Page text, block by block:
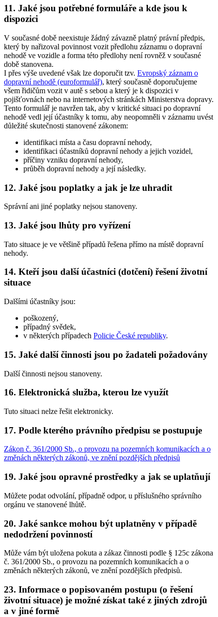
11. Jaké jsou potřebné formuláře a kde jsou k
dispozici
V současné době neexistuje žádný závazně platný právní předpis,
který by nařizoval povinnost vozit předlohu záznamu o dopravní
nehodě ve vozidle a forma této předlohy není rovněž v současné
době stanovena.
I přes výše uvedené však lze doporučit tzv. Evropský záznam o
dopravní nehodě (euroformulář), který současně doporučujeme
všem řidičům vozit v autě s sebou a který je k dispozici v
pojišťovnách nebo na internetových stránkách Ministerstva dopravy.
Tento formulář je navržen tak, aby v kritické situaci po dopravní
nehodě vedl její účastníky k tomu, aby neopomněli v záznamu uvést
důležité skutečnosti stanovené zákonem:
identifikaci místa a času dopravní nehody,
identifikaci účastníků dopravní nehody a jejich vozidel,
příčiny vzniku dopravní nehody,
průběh dopravní nehody a její následky.
12. Jaké jsou poplatky a jak je lze uhradit
Správní ani jiné poplatky nejsou stanoveny.
13. Jaké jsou lhůty pro vyřízení
Tato situace je ve většině případů řešena přímo na místě dopravní
nehody.
14. Kteří jsou další účastníci (dotčení) řešení životní
situace
Dalšími účastníky jsou:
poškozený,
případný svědek,
v některých případech Policie České republiky.
15. Jaké další činnosti jsou po žadateli požadovány
Další činnosti nejsou stanoveny.
16. Elektronická služba, kterou lze využít
Tuto situaci nelze řešit elektronicky.
17. Podle kterého právního předpisu se postupuje
Zákon č. 361/2000 Sb., o provozu na pozemních komunikacích a o
změnách některých zákonů, ve znění pozdějších předpisů
19. Jaké jsou opravné prostředky a jak se uplatňují
Můžete podat odvolání, případně odpor, u příslušného správního
orgánu ve stanovené lhůtě.
20. Jaké sankce mohou být uplatněny v případě
nedodržení povinností
Může vám být uložena pokuta a zákaz činnosti podle § 125c zákona
č. 361/2000 Sb., o provozu na pozemních komunikacích a o
změnách některých zákonů, ve znění pozdějších předpisů.
23. Informace o popisovaném postupu (o řešení
životní situace) je možné získat také z jiných zdrojů
a v jiné formě